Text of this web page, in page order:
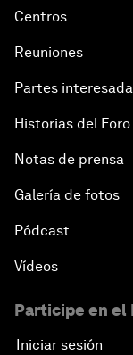
Centros
Reuniones
Partes
Historias del Foro
Notas de prensa
Galería de fotos
Pódcast
Vídeos
Participe en el
Iniciar sesión